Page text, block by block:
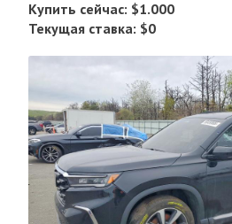
Купить сейчас: $1.000
Текущая ставка: $0